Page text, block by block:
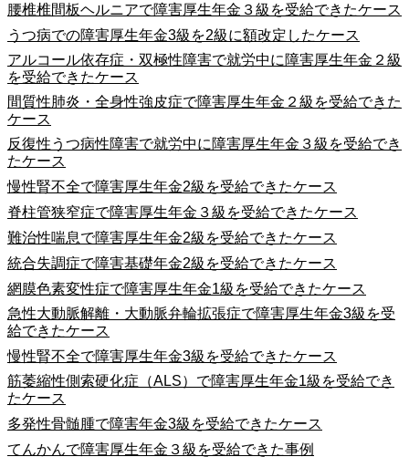
腰椎椎間板ヘルニアで障害厚生年金３級を受給できたケース
うつ病での障害厚生年金3級を2級に額改定したケース
アルコール依存症・双極性障害で就労中に障害厚生年金２級
を受給できたケース
間質性肺炎・全身性強皮症で障害厚生年金２級を受給できた
ケース
反復性うつ病性障害で就労中に障害厚生年金３級を受給でき
たケース
慢性腎不全で障害厚生年金2級を受給できたケース
脊柱管狭窄症で障害厚生年金３級を受給できたケース
難治性喘息で障害厚生年金2級を受給できたケース
統合失調症で障害基礎年金2級を受給できたケース
網膜色素変性症で障害厚生年金1級を受給できたケース
急性大動脈解離・大動脈弁輪拡張症で障害厚生年金3級を受
給できたケース
慢性腎不全で障害厚生年金3級を受給できたケース
筋萎縮性側索硬化症（ALS）で障害厚生年金1級を受給でき
たケース
多発性骨髄腫で障害年金3級を受給できたケース
てんかんで障害厚生年金３級を受給できた事例